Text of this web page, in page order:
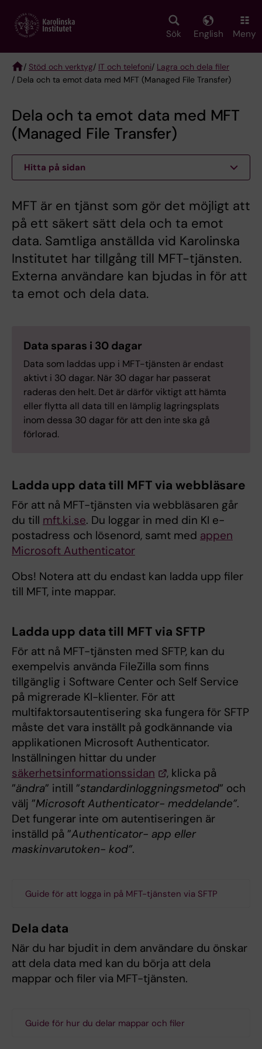
main
Sök English Meny
Breadcrumb
/ Stöd och verktyg/ IT och telefoni/ Lagra och dela filer
/ Dela och ta emot data med MFT (Managed File Transfer)
Dela och ta emot data med MFT
(Managed File Transfer)
Hitta på sidan
MFT är en tjänst som gör det möjligt att
på ett säkert sätt dela och ta emot
data. Samtliga anställda vid Karolinska
Institutet har tillgång till MFT-tjänsten.
Externa användare kan bjudas in för att
ta emot och dela data.
Data sparas i 30 dagar
Data som laddas upp i MFT-tjänsten är endast
aktivt i 30 dagar. När 30 dagar har passerat
raderas den helt. Det är därför viktigt att hämta
eller flytta all data till en lämplig lagringsplats
inom dessa 30 dagar för att den inte ska gå
förlorad.
Ladda upp data till MFT via webbläsare
För att nå MFT-tjänsten via webbläsaren går
du till mft.ki.se. Du loggar in med din KI e-
postadress och lösenord, samt med appen
Microsoft Authenticator
Obs! Notera att du endast kan ladda upp filer
till MFT, inte mappar.
Ladda upp data till MFT via SFTP
För att nå MFT-tjänsten med SFTP, kan du
exempelvis använda FileZilla som finns
tillgänglig i Software Center och Self Service
på migrerade KI-klienter. För att
multifaktorsautentisering ska fungera för SFTP
måste det vara inställt på godkännande via
applikationen Microsoft Authenticator.
Inställningen hittar du under
säkerhetsinformationssidan
, klicka på
”ändra” intill ”standardinloggningsmetod” och
välj ”Microsoft Authenticator- meddelande”.
Det fungerar inte om autentiseringen är
inställd på ”Authenticator- app eller
maskinvarutoken- kod”.
Guide för att logga in på MFT-tjänsten via SFTP
Dela data
När du har bjudit in dem användare du önskar
att dela data med kan du börja att dela
mappar och filer via MFT-tjänsten.
Guide för hur du delar mappar och filer